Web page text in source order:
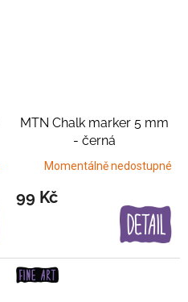
MTN Chalk marker 5 mm
- černá
Momentálně nedostupné
99 Kč